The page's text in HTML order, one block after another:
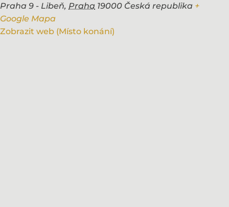
Praha 9 - Libeň, Praha 19000 Česká republika +
Google Mapa
Zobrazit web (Místo konání)